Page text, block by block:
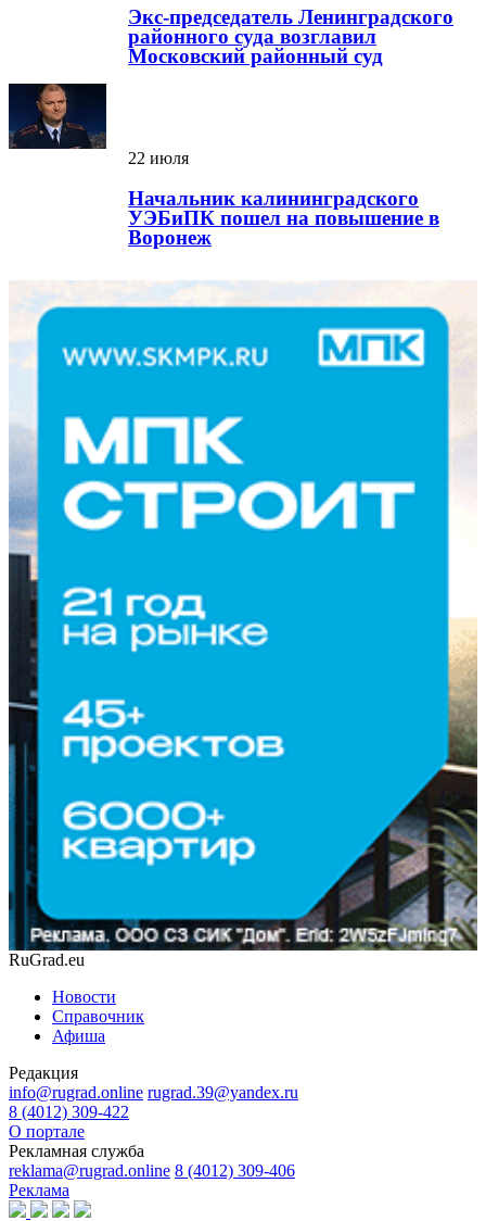
Экс-председатель Ленинградского
районного суда возглавил
Московский районный суд
22 июля
Начальник калининградского
УЭБиПК пошел на повышение в
Воронеж
RuGrad.eu
Новости
Справочник
Афиша
Редакция
info@rugrad.online rugrad.39@yandex.ru
8 (4012) 309-422
О портале
Рекламная служба
reklama@rugrad.online 8 (4012) 309-406
Реклама